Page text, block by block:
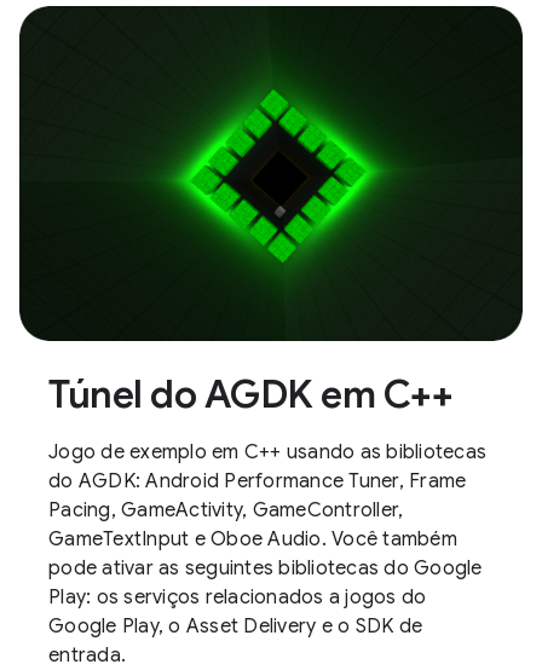
Túnel do AGDK em C++
Jogo de exemplo em C++ usando as bibliotecas
do AGDK: Android Performance Tuner, Frame
Pacing, GameActivity, GameController,
GameTextInput e Oboe Audio. Você também
pode ativar as seguintes bibliotecas do Google
Play: os serviços relacionados a jogos do
Google Play, o Asset Delivery e o SDK de
entrada.